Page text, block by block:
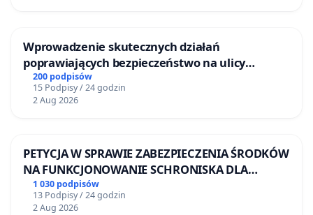
Wprowadzenie skutecznych działań
poprawiających bezpieczeństwo na ulicy
Żeromskiego w Otwocku
200 podpisów
15 Podpisy / 24 godzin
2 Aug 2026
PETYCJA W SPRAWIE ZABEZPIECZENIA ŚRODKÓW
NA FUNKCJONOWANIE SCHRONISKA DLA
BEZDOMNYCH ZWIERZĄT W SKARYSZEWIE
1 030 podpisów
13 Podpisy / 24 godzin
2 Aug 2026